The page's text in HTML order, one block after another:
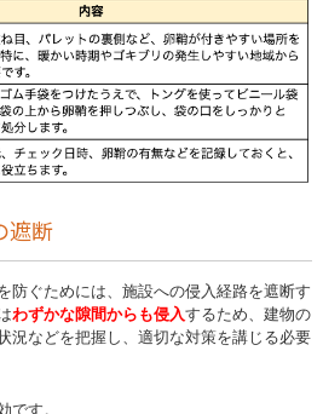
遮断
防ぐためには、施設への侵入経路を遮断す
わずかな隙間からも侵入するため、建物の
況などを把握し、適切な対策を講じる必要
です。